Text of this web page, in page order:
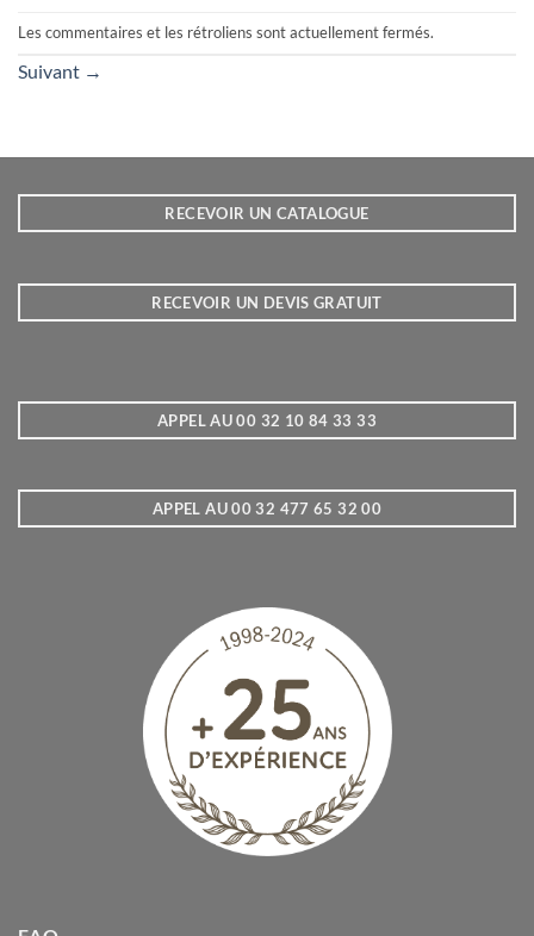
Les commentaires et les rétroliens sont actuellement fermés.
Suivant →
RECEVOIR UN CATALOGUE
RECEVOIR UN DEVIS GRATUIT
APPEL AU 00 32 10 84 33 33
APPEL AU 00 32 477 65 32 00